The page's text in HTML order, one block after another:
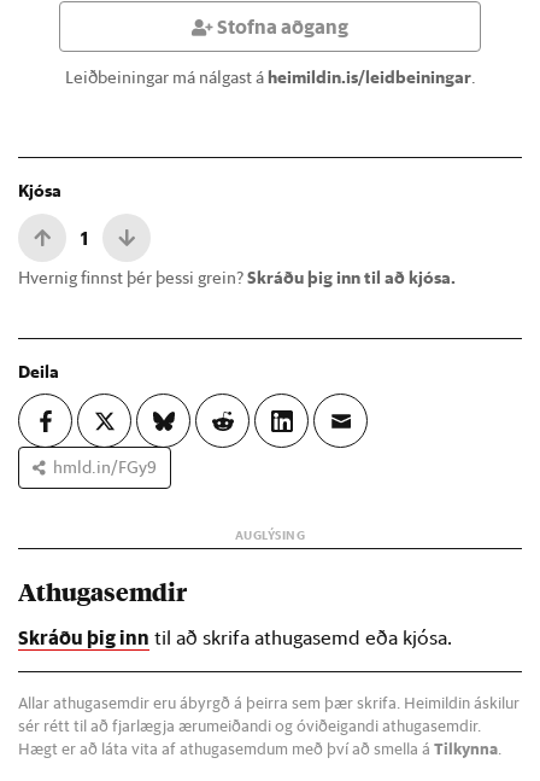
Stofna aðgang
Leiðbeiningar má nálgast áheimildin.is/leidbeiningar.
Kjósa
1
Hvernig finnst þér þessi grein?Skráðu þig inn til að kjósa.
Deila
hmld.in/FGy9
Athugasemdir
Skráðu þig inn til að skrifa athugasemd eða kjósa.
Allar athugasemdir eru ábyrgð á þeirra sem þær skrifa. Heimildin áskilur
sér rétt til að fjarlægja ærumeiðandi og óviðeigandi athugasemdir.
Hægt er að láta vita af athugasemdum með því að smella á Tilkynna